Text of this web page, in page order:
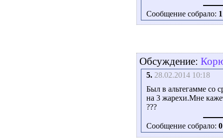
Сообщение собрало: 1
Обсуждение:
5. 28.02.2014 10:18
Был в альтегамме со
на 3 жарехи.Мне
???
Сообщение собрало: 0